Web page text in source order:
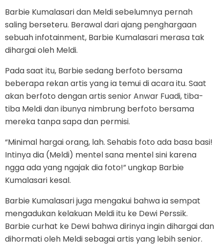
Barbie Kumalasari dan Meldi sebelumnya pernah
saling berseteru. Berawal dari ajang penghargaan
sebuah infotainment, Barbie Kumalasari merasa tak
dihargai oleh Meldi.
Pada saat itu, Barbie sedang berfoto bersama
beberapa rekan artis yang ia temui di acara itu. Saat
akan berfoto dengan artis senior Anwar Fuadi, tiba-
tiba Meldi dan ibunya nimbrung berfoto bersama
mereka tanpa sapa dan permisi.
“Minimal hargai orang, lah. Sehabis foto ada basa basi!
Intinya dia (Meldi) mentel sana mentel sini karena
ngga ada yang ngajak dia foto!” ungkap Barbie
Kumalasari kesal.
Barbie Kumalasari juga mengakui bahwa ia sempat
mengadukan kelakuan Meldi itu ke Dewi Perssik.
Barbie curhat ke Dewi bahwa dirinya ingin dihargai dan
dihormati oleh Meldi sebagai artis yang lebih senior.